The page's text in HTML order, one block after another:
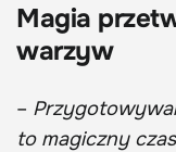
Magia
warzyw
–
to magiczny czas